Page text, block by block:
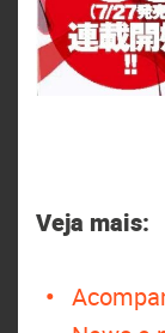
Veja mais: